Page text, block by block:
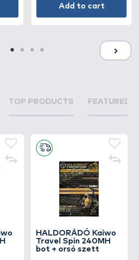
Add to cart
TOP PRODUCTS FEATURED
HALDORÁDÓ Kaiwo
Travel Spin 240MH
bot + orsó szett